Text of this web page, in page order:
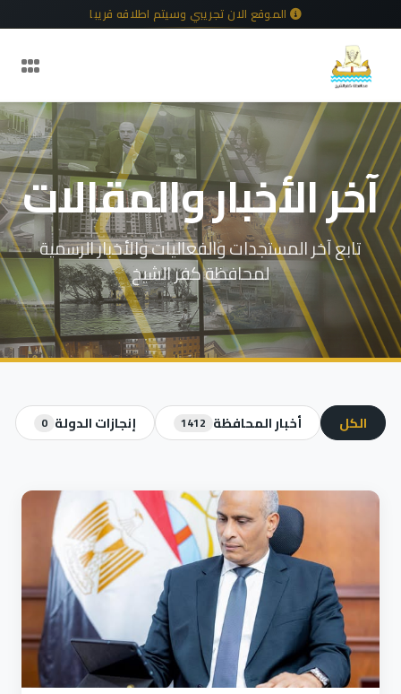
الموقع الان تجريبي وسيتم اطلاقه قريبا
آخر الأخبار والمقالات
تابع آخر المستجدات والفعاليات والأخبار الرسمية
لمحافظة كفر الشيخ
الكل أخبار المحافظة 1412 إنجازات الدولة 0